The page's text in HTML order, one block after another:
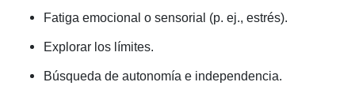
Fatiga emocional o sensorial (p. ej., estrés).
Explorar los límites.
Búsqueda de autonomía e independencia.